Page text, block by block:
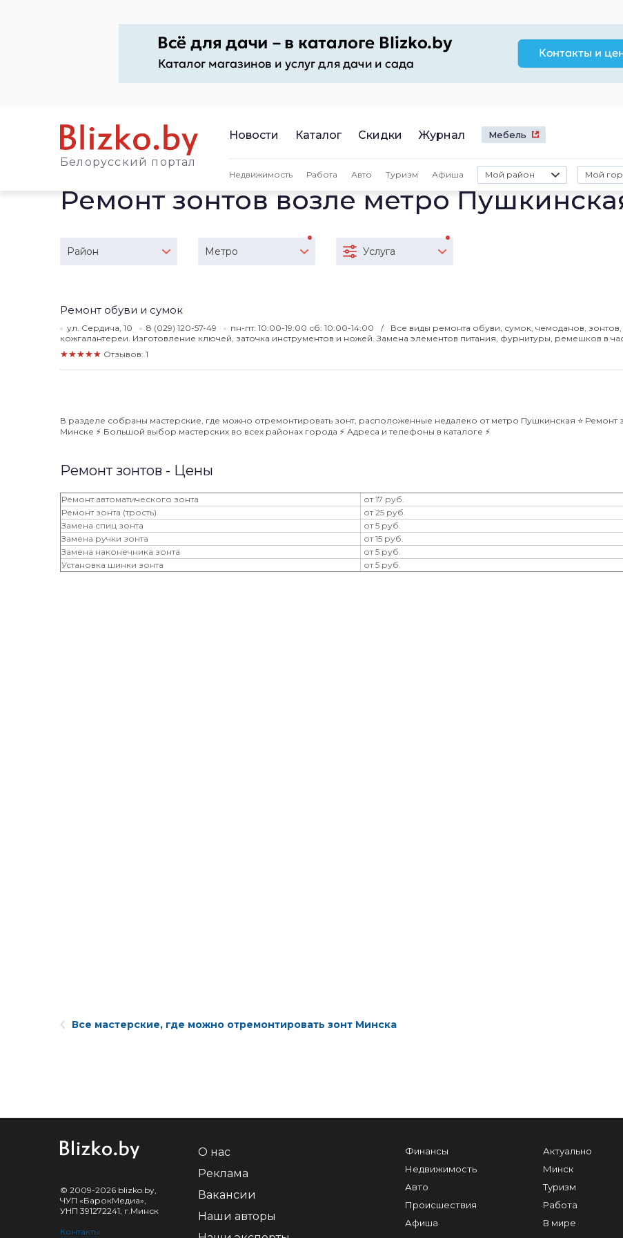
Белорусский портал
Новости Каталог Скидки Журнал Мебель
Недвижимость Работа Авто Туризм Афиша Мой район Мой
Ремонт зонтов возле метро
Район Метро Услуга
Ремонт обуви и сумок
ул. Сердича, 10 8 (029) 120-57-49 пн-пт: 10:00-19:00 сб: 10:00-14:00
Все виды ремонта обуви, сумок, чемоданов, зонтов,
кожгалантереи. Изготовление ключей, заточка инструментов и ножей. Замена элементов питания, фурнитуры, ремешков в
★★★★★ Отзывов: 1
В разделе собраны мастерские, где можно отремонтировать зонт, расположенные недалеко от метро Пушкинская ⭐️ Ремонт
Минске ⚡️ Большой выбор мастерских во всех районах города ⚡️ Адреса и телефоны в каталоге ⚡️
Ремонт зонтов - Цены
Ремонт автоматического зонта
от 17 руб.
Ремонт зонта (трость)
от 25 руб.
Замена спиц зонта
от 5 руб.
Замена ручки зонта
от 15 руб.
Замена наконечника зонта
от 5 руб.
Установка шинки зонта
от 5 руб.
Все мастерские, где можно отремонтировать зонт Минска
© 2009-2026 blizko.by,
ЧУП «БарокМедиа»,
УНП 391272241, г.Минск
Контакты
О нас
Реклама
Вакансии
Наши авторы
Финансы
Недвижимость
Авто
Происшествия
Афиша
Актуально
Минск
Туризм
Работа
В мире